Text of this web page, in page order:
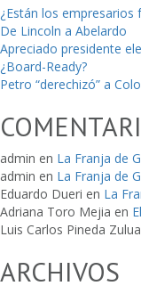
¿Están los
De Lincoln a Abelardo
Apreciado presidente
¿Board-Ready?
Petro “derechizó” a
admin en La Franja de
admin en La Franja de
Eduardo Dueri en La
Adriana Toro Mejia en
Luis Carlos Pineda
ARCHIVOS